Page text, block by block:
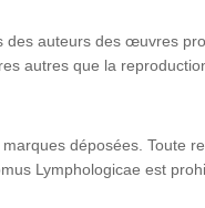
des auteurs des œuvres
autres que la
déposées. Toute
Lymphologicae est